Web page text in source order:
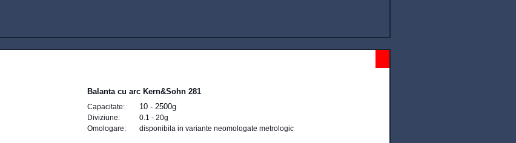
Balanta cu arc Kern&Sohn 281
Capacitate: 10 - 2500g
Diviziune:
0.1 - 20g
Omologare:
disponibila in variante neomologate metrologic